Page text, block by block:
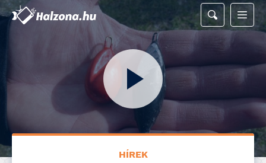
HÍREK